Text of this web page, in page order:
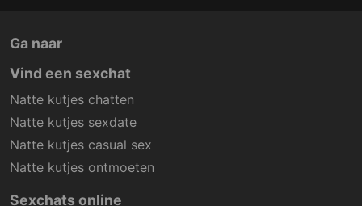
Ga naar
Vind een sexchat
Natte kutjes chatten
Natte kutjes sexdate
Natte kutjes casual sex
Natte kutjes ontmoeten
Sexchats online